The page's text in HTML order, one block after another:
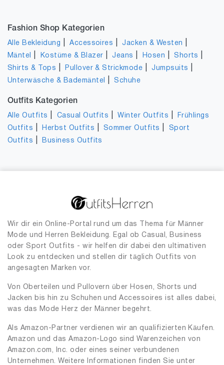
Fashion Shop Kategorien
Alle Bekleidung |Accessoires |Jacken & Westen
Mäntel Kostüme & Blazer |Jeans Hosen |Shorts
Shirts & Tops Pullover & Strickmode |Jumpsuits
Unterwäsche & Bademäntel |Schuhe
Outfits Kategorien
Alle Outfits Casual Outfits |Winter Outfits
Frühlings
Outfits
Herbst Outfits Sommer Outfits
Sport
Outfits
Business Outfits
Wir dir ein Online-Portal rund um das Thema für Männer
Mode und Herren Bekleidung. Egal ob Casual, Business
oder Sport Outfits - wir helfen dir dabei den ultimativen
Look zu entdecken und stellen dir täglich Outfits von
angesagten Marken vor.
Von Oberteilen und Pullovern über Hosen, Shorts und
Jacken bis hin zu Schuhen und Accessoires ist alles dabei,
was das Mode Herz der Männer begehrt.
Als Amazon-Partner verdienen wir an qualifizierten Käufen.
Amazon und das Amazon-Logo sind Warenzeichen von
Amazon.com, Inc. oder eines seiner verbundenen
Unternehmen. Weitere Informationen finden Sie unter